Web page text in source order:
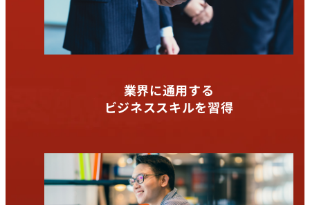
業界に通用する
ビジネススキルを習得